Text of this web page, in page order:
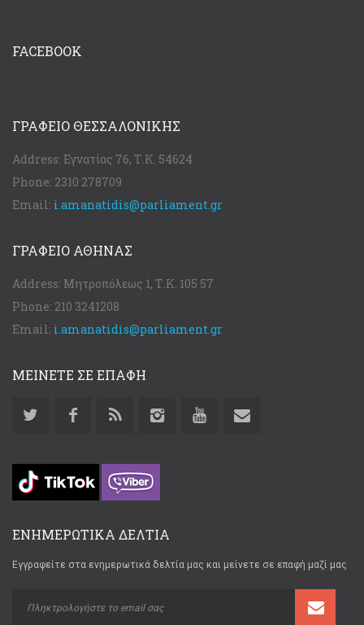
FACEBOOK
ΓΡΑΦΕΊΟ ΘΕΣΣΑΛΟΝΊΚΗΣ
Address: Εγνατίας 76, Τ.Κ. 54624
Phone: 2310 278709
Email: i.amanatidis@parliament.gr
ΓΡΑΦΕΊΟ ΑΘΉΝΑΣ
Address: Μητροπόλεως 1, Τ.Κ. 105 57
Phone: 210 3241208
Email: i.amanatidis@parliament.gr
ΜΕΙΝΕΤΕ ΣΕ ΕΠΑΦΗ
ΕΝΗΜΕΡΩΤΙΚΑ ΔΕΛΤΙΑ
Εγγραφείτε στα ενημερωτικά δελτία μας και μείνετε σε επαφή μαζί μας